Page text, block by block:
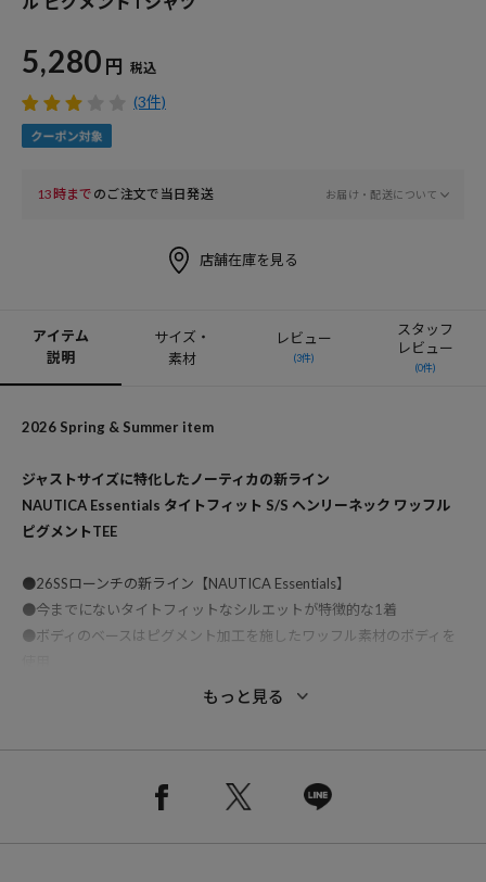
5,280 円 税込
(3件)
13時まで のご注文で当日発送 お届け・配送について
店舗在庫を見る
アイテム
説明
サイズ・
素材
レビュー
(3件)
スタッフ
レビュー
(0件)
2026 Spring & Summer item
ジャストサイズに特化したノーティカの新ライン
NAUTICA Essentials タイトフィット S/S ヘンリーネック ワッフル
ピグメントTEE
●26SSローンチの新ライン【NAUTICA Essentials】
●今までにないタイトフィットなシルエットが特徴的な1着
●ボディのベースはピグメント加工を施したワッフル素材のボディを
●フロントには国旗モチーフのワンポイントプリント
ボディのフィット感を活かしたシンプルなスタイリングがおすすめで
ジャストサイズのシルエットを活かし、バギーデニムやチノパンと合
もっと見る